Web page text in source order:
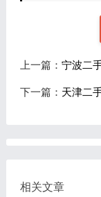
上一篇： 宁波二
下一篇： 天津二
相关文章